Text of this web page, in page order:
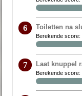
6 Toiletten na
Berekende score:
7 Laat knuppel
Berekende score: